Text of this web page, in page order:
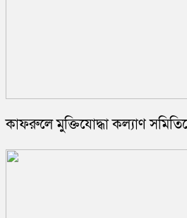
কাফরুলে মুক্তিযোদ্ধা কল্যাণ